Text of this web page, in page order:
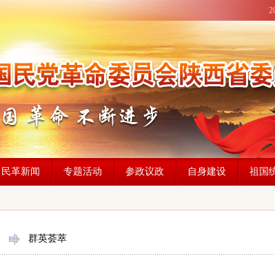
民革新闻 专题活动 参政议政 自身建设 祖国
群英荟萃